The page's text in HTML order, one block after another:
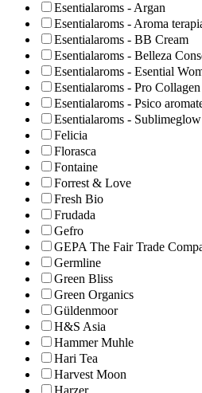
Esentialaroms - Argan
Esentialaroms - Aroma
Esentialaroms - BB Cream
Esentialaroms - Belleza
Esentialaroms - Esential
Esentialaroms - Pro
Esentialaroms - Psico
Esentialaroms - Sublimeglow
Felicia
Florasca
Fontaine
Forrest & Love
Fresh Bio
Frudada
Gefro
GEPA The Fair Trade
Germline
Green Bliss
Green Organics
Güldenmoor
H&S Asia
Hammer Muhle
Hari Tea
Harvest Moon